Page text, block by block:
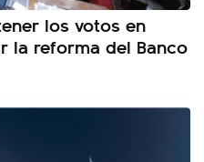
los votos en
la reforma del Banco